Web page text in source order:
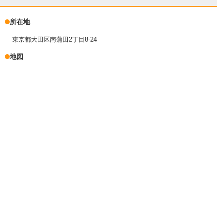
所在地
東京都大田区南蒲田2丁目8-24
地図